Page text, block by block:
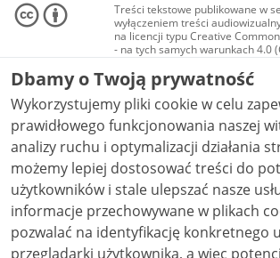
Treści tekstowe publikowane w
wyłączeniem treści
na licencji typu Creative
- na tych samych warunkach 4.0
Materiały audiowizualne, w tym
audio i wideo, są udostępniane
Creative Commons: uznanie
niekomercyjne - bez utworów
NC-ND 4.0), o ile nie jest to
Dbamy o Twoją prywatność
Wykorzystujemy pliki cookie w celu
prawidłowego funkcjonowania naszej
analizy ruchu i optymalizacji działania strony.
możemy lepiej dostosować treści do
użytkowników i stale ulepszać nasze usługi.
informacje przechowywane w plikach
pozwalać na identyfikację konkretnego
przeglądarki użytkownika, a więc